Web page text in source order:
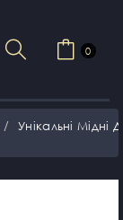
0
Унікальні Мідні